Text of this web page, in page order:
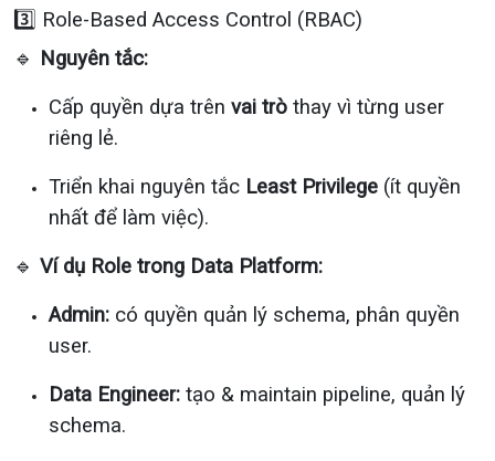
3️⃣ Role-Based Access Control (RBAC)
🔹 Nguyên tắc:
Cấp quyền dựa trên vai trò thay vì từng user
riêng lẻ.
Triển khai nguyên tắc Least Privilege (ít quyền
nhất để làm việc).
🔹 Ví dụ Role trong Data Platform:
Admin: có quyền quản lý schema, phân quyền
user.
Data Engineer: tạo & maintain pipeline, quản lý
schema.